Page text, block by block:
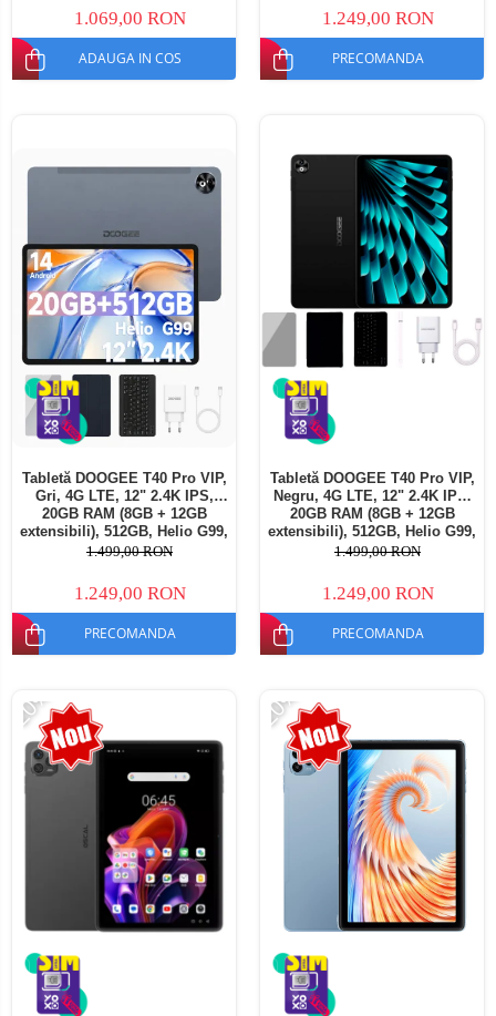
Stylus, Face Unlock, Dual SIM
1.069,00 RON
ADAUGA IN COS
1.249,00 RON
PRECOMANDA
Tabletă DOOGEE T40 Pro VIP,
Gri, 4G LTE, 12" 2.4K IPS,
20GB RAM (8GB + 12GB
extensibili), 512GB, Helio G99,
10800mAh, 33W, Android 14,
1.499,00 RON
1.249,00 RON
PRECOMANDA
Tabletă DOOGEE T40 Pro VIP,
Negru, 4G LTE, 12" 2.4K IPS,
20GB RAM (8GB + 12GB
extensibili), 512GB, Helio G99,
10800mAh, 33W, Android 14,
1.499,00 RON
1.249,00 RON
PRECOMANDA
-20% -20%